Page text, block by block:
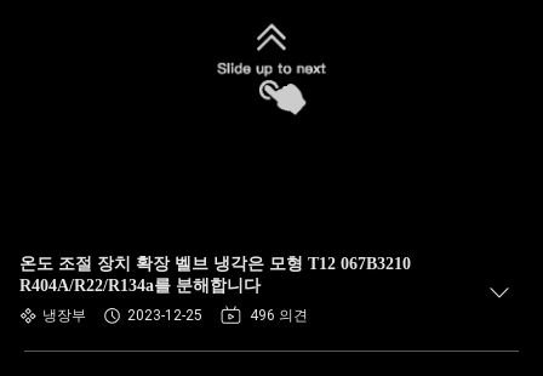
온도 조절 장치 확장 벨브 냉각은 모형 T12 067B3210
R404A/R22/R134a를 분해합니다
냉장부 2023-12-25 496 의견